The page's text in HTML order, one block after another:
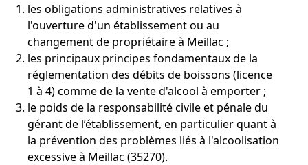
les obligations administratives relatives à
l'ouverture d'un établissement ou au
changement de propriétaire à Meillac ;
les principaux principes fondamentaux de la
réglementation des débits de boissons (licence
1 à 4) comme de la vente d'alcool à emporter ;
le poids de la responsabilité civile et pénale du
gérant de l’établissement, en particulier quant à
la prévention des problèmes liés à l'alcoolisation
excessive à Meillac (35270).